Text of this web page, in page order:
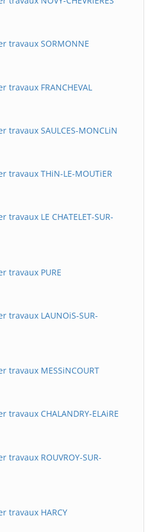
travaux SORMONNE
travaux FRANCHEVAL
travaux SAULCES-MONCLiN
travaux THiN-LE-MOUTiER
travaux LE CHATELET-SUR-
travaux PURE
travaux LAUNOiS-SUR-
travaux MESSiNCOURT
travaux CHALANDRY-ELAiRE
travaux ROUVROY-SUR-
travaux HARCY